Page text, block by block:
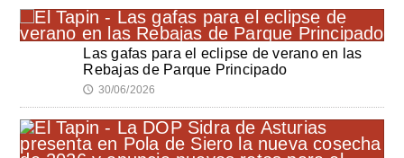
Las gafas para el eclipse de verano en las
Rebajas de Parque Principado
🕔 30/06/2026